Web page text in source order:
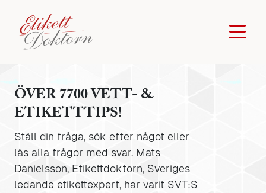
ÖVER 7700 VETT- &
ETIKETTTIPS!
Ställ din fråga, sök efter något eller
läs alla frågor med svar. Mats
Danielsson, Etikettdoktorn, Sveriges
ledande etikettexpert, har varit SVT:S